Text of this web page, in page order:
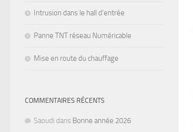
Intrusion dans le hall d’entrée
Panne TNT réseau Numéricable
Mise en route du chauffage
COMMENTAIRES RÉCENTS
Saoudi dans Bonne année 2026